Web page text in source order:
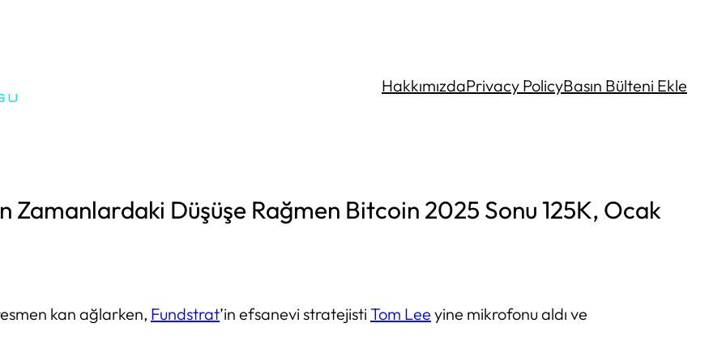
HakkımızdaPrivacy PolicyBasın Bülteni Ekle
Zamanlardaki Düşüşe Rağmen Bitcoin 2025 Sonu 125K, Ocak
kan ağlarken, Fundstrat’in efsanevi stratejisti Tom Lee yine mikrofonu aldı ve